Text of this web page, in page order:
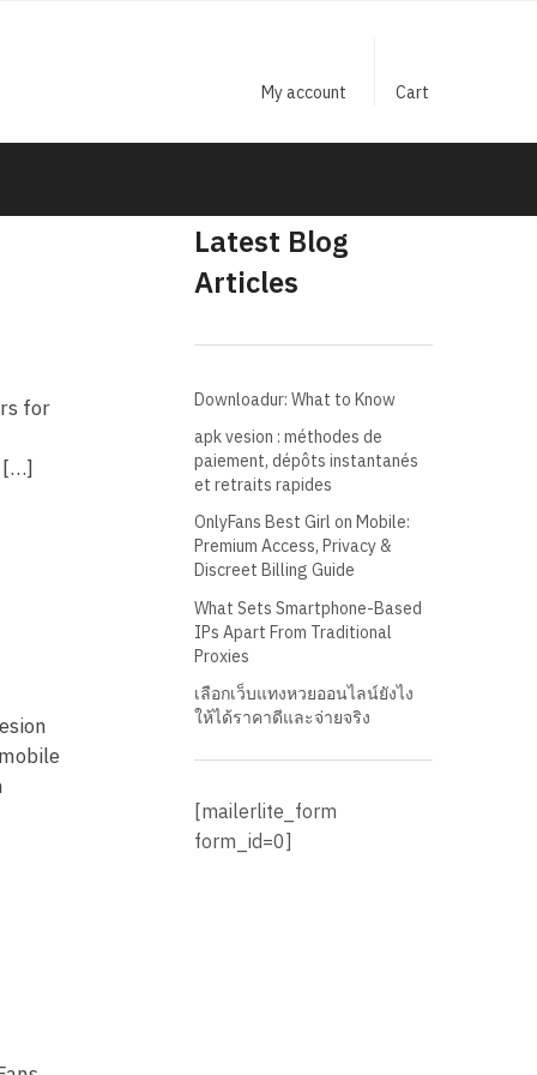
My account Cart
for
[…]
Latest Blog
Articles
Downloadur: What to Know
apk vesion : méthodes de
paiement, dépôts instantanés
et retraits rapides
OnlyFans Best Girl on Mobile:
Premium Access, Privacy &
Discreet Billing Guide
What Sets Smartphone-Based
IPs Apart From Traditional
Proxies
เลือกเว็บแทงหวยออนไลน์ยังไง
ให้ได้ราคาดีและจ่ายจริง
[mailerlite_form
form_id=0]